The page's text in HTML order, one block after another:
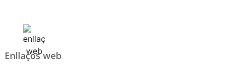
Enllaços web